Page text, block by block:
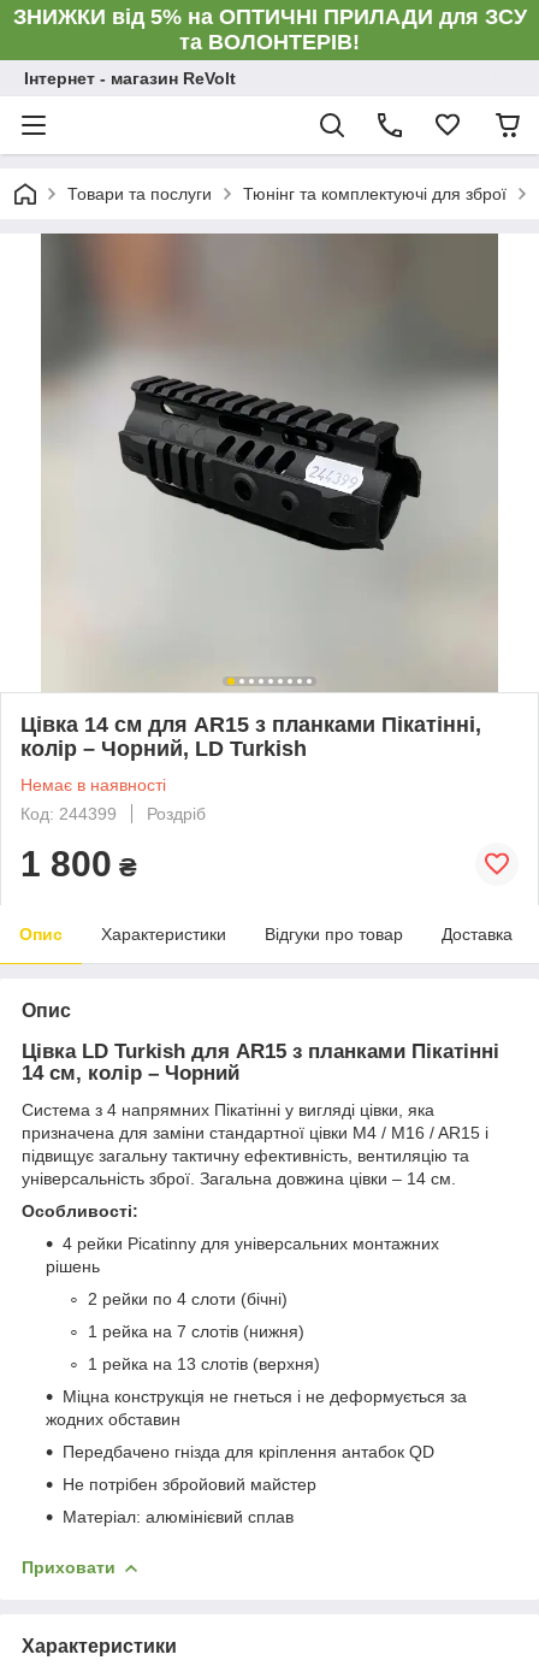
ЗНИЖКИ від 5% на ОПТИЧНІ ПРИЛАДИ для ЗСУ
та ВОЛОНТЕРІВ!
Інтернет - магазин ReVolt
Товари та послуги Тюнінг та комплектуючі для зброї
Цівка 14 см для AR15 з планками Пікатінні,
колір – Чорний, LD Turkish
Немає в наявності
Код: 244399
Роздріб
1 800 ₴
Опис Характеристики Відгуки про товар Доставка
Опис
Цівка LD Turkish для AR15 з планками Пікатінні
14 см, колір – Чорний
Система з 4 напрямних Пікатінні у вигляді цівки, яка
призначена для заміни стандартної цівки M4 / M16 / AR15 і
підвищує загальну тактичну ефективність, вентиляцію та
універсальність зброї. Загальна довжина цівки – 14 см.
Особливості:
4 рейки Picatinny для універсальних монтажних
рішень
2 рейки по 4 слоти (бічні)
1 рейка на 7 слотів (нижня)
1 рейка на 13 слотів (верхня)
Міцна конструкція не гнеться і не деформується за
жодних обставин
Передбачено гнізда для кріплення антабок QD
Не потрібен збройовий майстер
Матеріал: алюмінієвий сплав
Приховати
Характеристики